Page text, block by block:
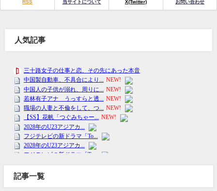
RSS 当サイトについて X(Twitter) お問い合わせ
人気記事
記事一覧